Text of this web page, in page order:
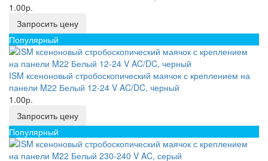
1.00р.
Запросить цену
Популярный
ISM ксеноновый стробоскопический маячок с креплением на
панели M22 Белый 12-24 V AC/DC, черный
1.00р.
Запросить цену
Популярный